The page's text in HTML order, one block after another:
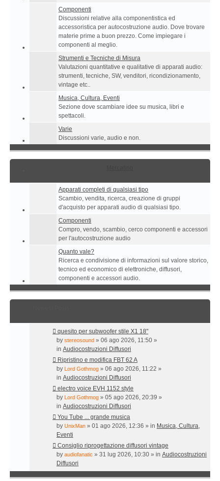
Componenti
Discussioni relative alla componentistica ed
accessoristica per autocostruzione audio. Dove trovare
materie prime a buon prezzo. Come impiegare i
componenti al meglio.
Strumenti e Tecniche di Misura
Valutazioni quantitative e qualitative di apparati audio:
strumenti, tecniche, SW, venditori, ricondizionamento,
vintage etc..
Musica, Cultura, Eventi
Sezione dove scambiare idee su musica, libri e
spettacoli.
Varie
Discussioni varie, audio e non.
Apparati completi di qualsiasi tipo
Scambio, vendita, ricerca, creazione di gruppi
d'acquisto per apparati audio di qualsiasi tipo.
Componenti
Compro, vendo, scambio, cerco componenti e accessori
per l'autocostruzione audio
Quanto vale?
Ricerca e condivisione di informazioni sul valore storico,
tecnico ed economico di elettroniche, diffusori,
componenti e accessori audio.
quesito per subwoofer stile X1 18"
by stereosound » 06 ago 2026, 11:50 »
in Audiocostruzioni Diffusori
Ripristino e modifica FBT 62 A
by Lord Gothmog » 06 ago 2026, 11:22 »
in Audiocostruzioni Diffusori
electro voice EVH 1152 style
by Lord Gothmog » 05 ago 2026, 20:39 »
in Audiocostruzioni Diffusori
You Tube ... grande musica
by UnixMan » 01 ago 2026, 12:36 » in Musica, Cultura,
Eventi
Consiglio riprogettazione diffusori vintage
by audiofanatic » 31 lug 2026, 10:30 » in Audiocostruzioni
Diffusori